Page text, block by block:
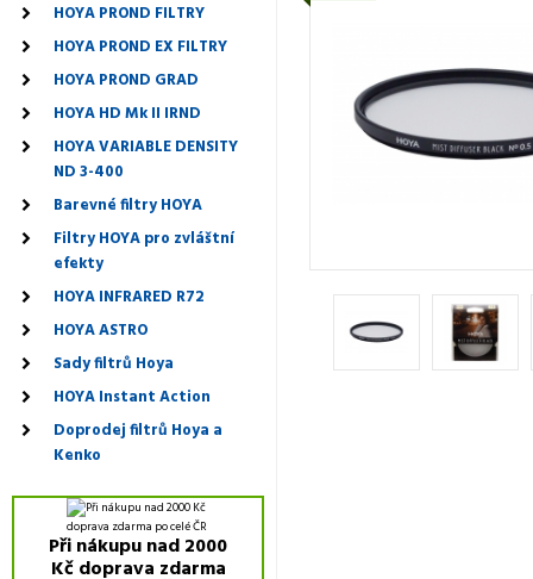
HOYA PROND FILTRY
HOYA PROND EX FILTRY
HOYA PROND GRAD
HOYA HD Mk II IRND
HOYA VARIABLE DENSITY
ND 3-400
Barevné filtry HOYA
Filtry HOYA pro zvláštní
efekty
HOYA INFRARED R72
HOYA ASTRO
Sady filtrů Hoya
HOYA Instant Action
Doprodej filtrů Hoya a
Kenko
Při nákupu nad 2000
Kč doprava zdarma